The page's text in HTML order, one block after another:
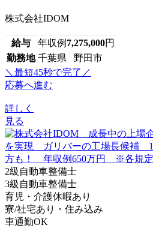
株式会社IDOM
給与 年収例 7,275,000円
勤務地 千葉県 野田市
＼最短45秒で完了／
応募へ進む
詳しく
見る
2級自動車整備士
3級自動車整備士
育児・介護休暇あり
寮/社宅あり・住み込み
車通勤OK